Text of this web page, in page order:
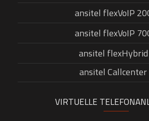
ansitel flexVoIP
ansitel flexVoIP
ansitel flexHybrid
ansitel Callcenter
VIRTUELLE